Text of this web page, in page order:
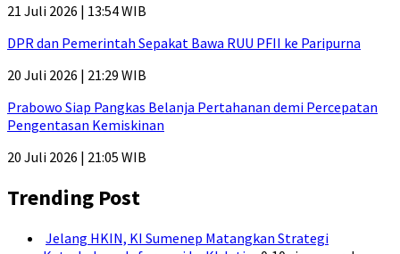
21 Juli 2026 | 13:54 WIB
DPR dan Pemerintah Sepakat Bawa RUU PFII ke Paripurna
20 Juli 2026 | 21:29 WIB
Prabowo Siap Pangkas Belanja Pertahanan demi Percepatan
Pengentasan Kemiskinan
20 Juli 2026 | 21:05 WIB
Trending Post
Jelang HKIN, KI Sumenep Matangkan Strategi